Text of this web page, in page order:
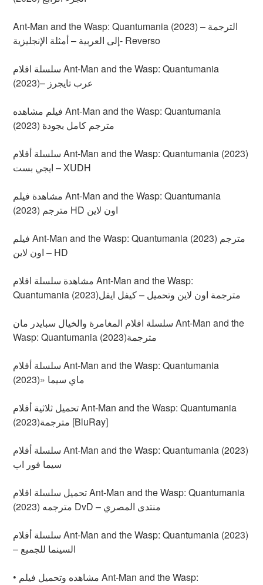
Ant-Man and the Wasp: Quantumania (2023) – الترجمة
إلى العربية – أمثلة الإنجليزية- Reverso
سلسلة افلام Ant-Man and the Wasp: Quantumania
(2023)– عرب تايجرز
فيلم مشاهده Ant-Man and the Wasp: Quantumania
(2023) مترجم كامل بجودة
سلسلة أفلام Ant-Man and the Wasp: Quantumania (2023)
ايجي بست – XUDH
مشاهدة فيلم Ant-Man and the Wasp: Quantumania
(2023) مترجم HD اون لاين
فيلم Ant-Man and the Wasp: Quantumania (2023) مترجم
اون لاين – HD
مشاهدة سلسلة افلام Ant-Man and the Wasp:
Quantumania (2023)مترجمة اون لاين وتحميل – كيفل ايفل
سلسلة افلام المغامرة والخيال سبايدر مان Ant-Man and the
سلسلة أفلام Ant-Man and the Wasp: Quantumania
(2023)» ماي سيما
تحميل ثلاثية أفلام Ant-Man and the Wasp: Quantumania
(2023)مترجمة [BluRay]
سلسلة أفلام Ant-Man and the Wasp: Quantumania (2023)
سيما فور اب
تحميل سلسلة افلام Ant-Man and the Wasp: Quantumania
(2023) مترجمه DvD – منتدى المصري
سلسلة أفلام Ant-Man and the Wasp: Quantumania (2023)
– السينما للجميع
• مشاهده وتحميل فيلم Ant-Man and the Wasp: